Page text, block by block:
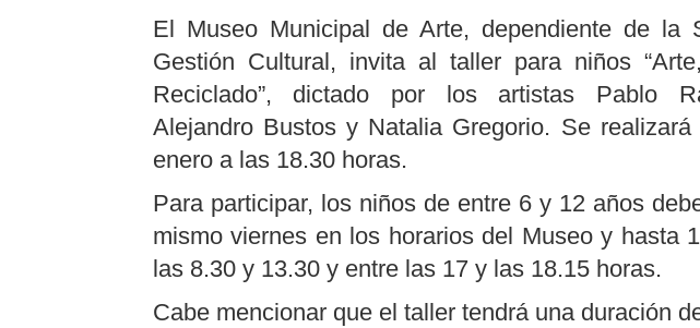
El Museo Municipal de Arte, dependiente de la
Gestión Cultural, invita al taller para niños
Reciclado”, dictado por los artistas Pablo
Alejandro Bustos y Natalia Gregorio. Se
enero a las 18.30 horas.
Para participar, los niños de entre 6 y 12 años
mismo viernes en los horarios del Museo y hasta
las 8.30 y 13.30 y entre las 17 y las 18.15 horas.
Cabe mencionar que el taller tendrá una duración